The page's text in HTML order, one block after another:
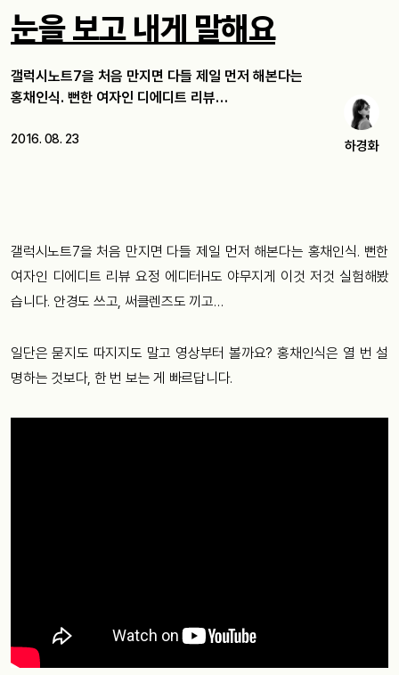
눈을 보고 내게 말해요
갤럭시노트7을 처음 만지면 다들 제일 먼저 해본다는
홍채인식. 뻔한 여자인 디에디트 리뷰…
2016. 08. 23 하경화
갤럭시노트7을 처음 만지면 다들 제일 먼저 해본다는 홍채인식. 뻔한
여자인 디에디트 리뷰 요정 에디터H도 야무지게 이것 저것 실험해봤
습니다. 안경도 쓰고, 써클렌즈도 끼고…
일단은 묻지도 따지지도 말고 영상부터 볼까요? 홍채인식은 열 번 설
명하는 것보다, 한 번 보는 게 빠르답니다.